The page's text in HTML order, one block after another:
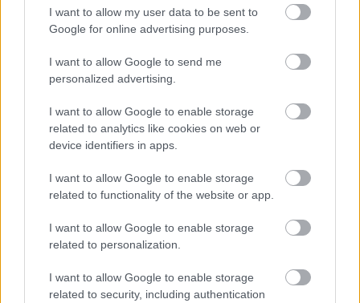
I want to allow my user data to be sent to
Google for online advertising purposes.
I want to allow Google to send me
personalized advertising.
I want to allow Google to enable storage
related to analytics like cookies on web or
device identifiers in apps.
I want to allow Google to enable storage
related to functionality of the website or app.
I want to allow Google to enable storage
related to personalization.
I want to allow Google to enable storage
related to security, including authentication
09.0
26
LANGRE
NN
ND
19.0
26
LANGRE
NN
ND
19.0
26
LANGRE
NN
26
LANGRE
ND
FLERE ARTIKLER